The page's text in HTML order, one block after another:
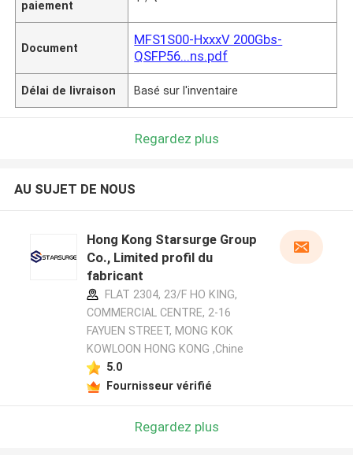
paiement
Document
MFS1S00-HxxxV 200Gbs-
QSFP56...ns.pdf
Délai de livraison Basé sur l'inventaire
Regardez plus
AU SUJET DE NOUS
Hong Kong Starsurge Group
Co., Limited profil du
fabricant
FLAT 2304, 23/F HO KING,
COMMERCIAL CENTRE, 2-16
FAYUEN STREET, MONG KOK
KOWLOON HONG KONG ,Chine
5.0
Fournisseur vérifié
Regardez plus